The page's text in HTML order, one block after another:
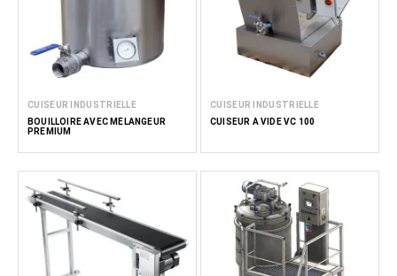
CUISEUR INDUSTRIELLE
BOUILLOIRE AVEC MÉLANGEUR
PREMIUM
CUISEUR INDUSTRIELLE
CUISEUR À VIDE VC 100